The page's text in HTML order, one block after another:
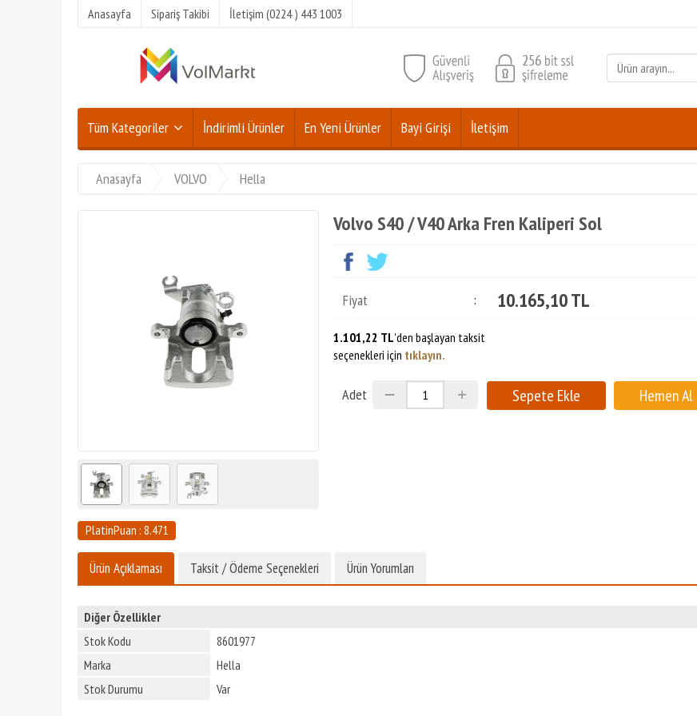
Anasayfa Sipariş Takibi İletişim (0224 ) 443 1003
Tüm Kategoriler İndirimli Ürünler En Yeni Ürünler Bayi Girişi İletişim
Anasayfa VOLVO Hella
PlatinPuan : 8.471
Volvo S40 / V40 Arka Fren Kaliperi Sol
Fiyat : 10.165,10 TL
1.101,22 TL'den başlayan taksit
seçenekleri için tıklayın.
Adet
Ürün Açıklaması Taksit / Ödeme Seçenekleri Ürün Yorumları
Diğer Özellikler
Stok Kodu
8601977
Marka
Hella
Stok Durumu
Var